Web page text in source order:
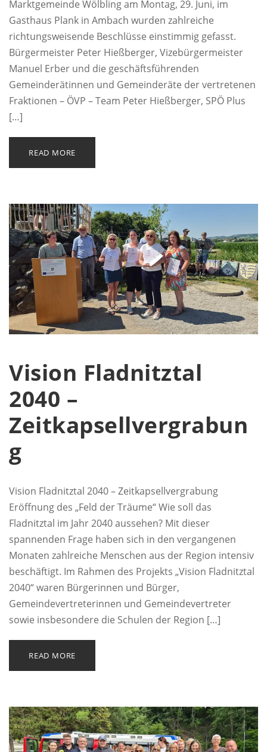
Marktgemeinde Wölbling am Montag, 29. Juni, im
Gasthaus Plank in Ambach wurden zahlreiche
richtungsweisende Beschlüsse einstimmig gefasst.
Bürgermeister Peter Hießberger, Vizebürgermeister
Manuel Erber und die geschäftsführenden
Gemeinderätinnen und Gemeinderäte der vertretenen
Fraktionen – ÖVP – Team Peter Hießberger, SPÖ Plus
[…]
READ MORE
Vision Fladnitztal
2040 –
Zeitkapsellvergrabun
g
Vision Fladnitztal 2040 – Zeitkapsellvergrabung
Eröffnung des „Feld der Träume“ Wie soll das
Fladnitztal im Jahr 2040 aussehen? Mit dieser
spannenden Frage haben sich in den vergangenen
Monaten zahlreiche Menschen aus der Region intensiv
beschäftigt. Im Rahmen des Projekts „Vision Fladnitztal
2040“ waren Bürgerinnen und Bürger,
Gemeindevertreterinnen und Gemeindevertreter
sowie insbesondere die Schulen der Region […]
READ MORE